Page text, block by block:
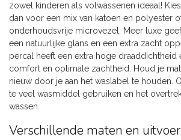
zowel kinderen als volwassenen ideaal!
dan voor een mix van katoen en polyester
onderhoudsvrije microvezel. Meer luxe
een natuurlijke glans en een extra zacht
percal heeft een extra hoge draaddichtheid
comfort en optimale zachtheid. Houd je
nieuw door je aan het waslabel te houden.
te veel wasmiddel gebruiken en het
wassen.
Verschillende maten en